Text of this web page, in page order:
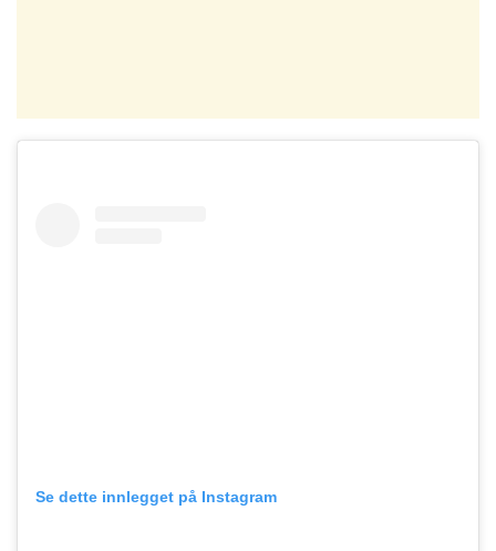
Se dette innlegget på Instagram